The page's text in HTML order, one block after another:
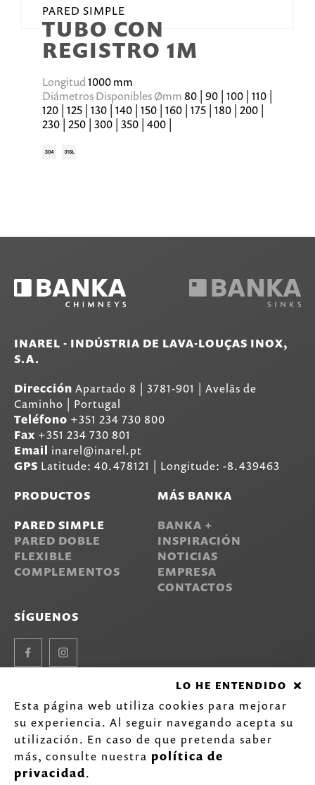
PARED SIMPLE
TUBO CON
REGISTRO 1M
Longitud1000 mm
Diámetros Disponibles Ømm 80 | 90 | 100 | 110 |
120 | 125 | 130 | 140 | 150 | 160 | 175 | 180 | 200 |
230 | 250 | 300 | 350 | 400 |
INAREL - INDÚSTRIA DE LAVA-LOUÇAS INOX,
S.A.
Dirección Apartado 8 3781-901
Avelãs de
Caminho | Portugal
Teléfono +351 234 730 800
Fax +351 234 730 801
Email inarel@inarel.pt
GPS Latitude: 40.478121 | Longitude: -8.439463
PRODUCTOS
PARED SIMPLE
PARED DOBLE
FLEXIBLE
COMPLEMENTOS
MÁS BANKA
BANKA +
INSPIRACIÓN
NOTICIAS
EMPRESA
CONTACTOS
SÍGUENOS
FacebookInstagram
2020-2026 Inarel - Indústria de Lava-louças Inox, S.A.
Todos los derechos reservados.Política de privacidad.
by
LO HE ENTENDIDO
Esta página web utiliza cookies para mejorar
su experiencia. Al seguir navegando acepta su
utilización. En caso de que pretenda saber
más, consulte nuestra política de
privacidad.